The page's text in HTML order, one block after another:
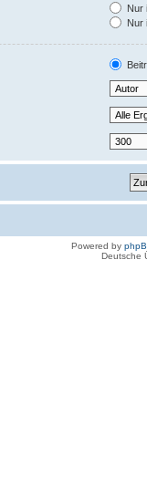
Nur
Nur
Powered by
Deutsche